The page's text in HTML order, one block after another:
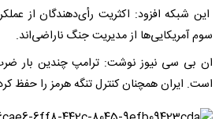
این شبکه افزود: اکثریت رأی‌دهندگان از
سوم آمریکایی‌ها از مدیریت جنگ ناراضی‌اند.
ان بی سی نیوز نوشت: ترامپ چندین بار
است. ایران همچنان کنترل تنگه هرمز را حفظ